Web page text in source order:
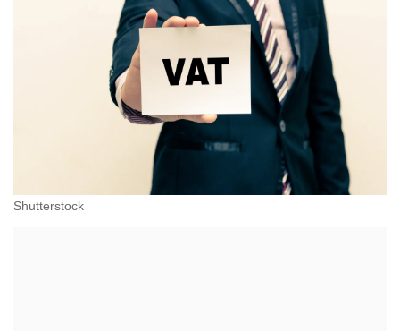
Shutterstock